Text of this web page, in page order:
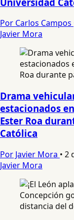
Por Carlos Campos
Javier Mora
Drama
estacionados
Ester Roa
Católica
Por Javier Mora • 2
Javier Mora